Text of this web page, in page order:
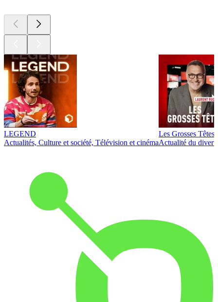
LEGEND
Actualités, Culture et société, Télévision et cinéma
Les Grosses Têtes
Actualité du